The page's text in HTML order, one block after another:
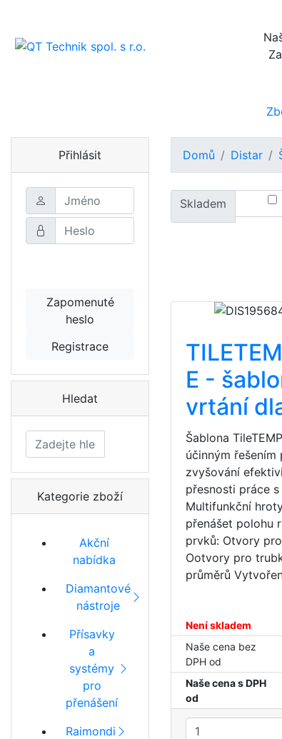
Přihlásit
Zapomenuté
heslo
Registrace
Hledat
Kategorie zboží
Akční
nabídka
Diamantové
nástroje
Přísavky
a
systémy
pro
přenášení
Raimondi
Domů Distar
Skladem
E -
vrtání
Šablona
účinným řešením
zvyšování
přesnosti práce
Multifunkční
přenášet polohu
prvků: Otvory
Ootvory pro
průměrů
Není skladem
Naše cena bez
DPH od
Naše cena s DPH
od